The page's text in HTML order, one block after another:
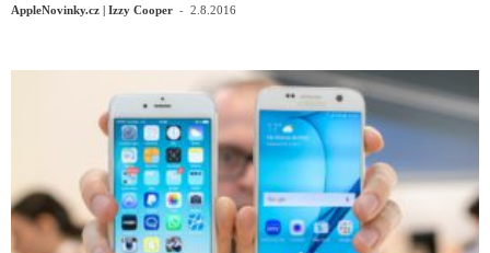
AppleNovinky.cz | Izzy Cooper - 2.8.2016